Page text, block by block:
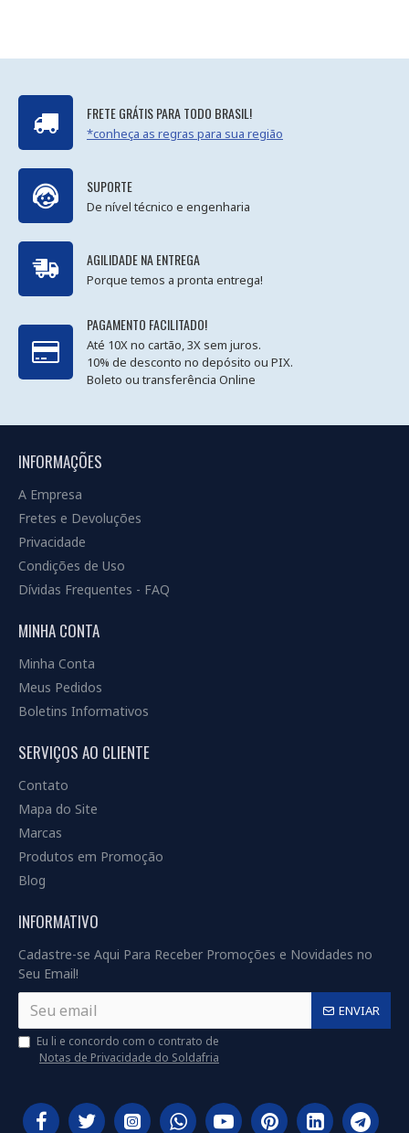
FRETE GRÁTIS PARA TODO BRASIL!
*conheça as regras para sua região
SUPORTE
De nível técnico e engenharia
AGILIDADE NA ENTREGA
Porque temos a pronta entrega!
PAGAMENTO FACILITADO!
Até 10X no cartão, 3X sem juros.
10% de desconto no depósito ou PIX.
Boleto ou transferência Online
INFORMAÇÕES
A Empresa
Fretes e Devoluções
Privacidade
Condições de Uso
Dívidas Frequentes - FAQ
MINHA CONTA
Minha Conta
Meus Pedidos
Boletins Informativos
SERVIÇOS AO CLIENTE
Contato
Mapa do Site
Marcas
Produtos em Promoção
Blog
INFORMATIVO
Cadastre-se Aqui Para Receber Promoções e Novidades no
Seu Email!
ENVIAR
Eu li e concordo com o contrato de
Notas de Privacidade do Soldafria